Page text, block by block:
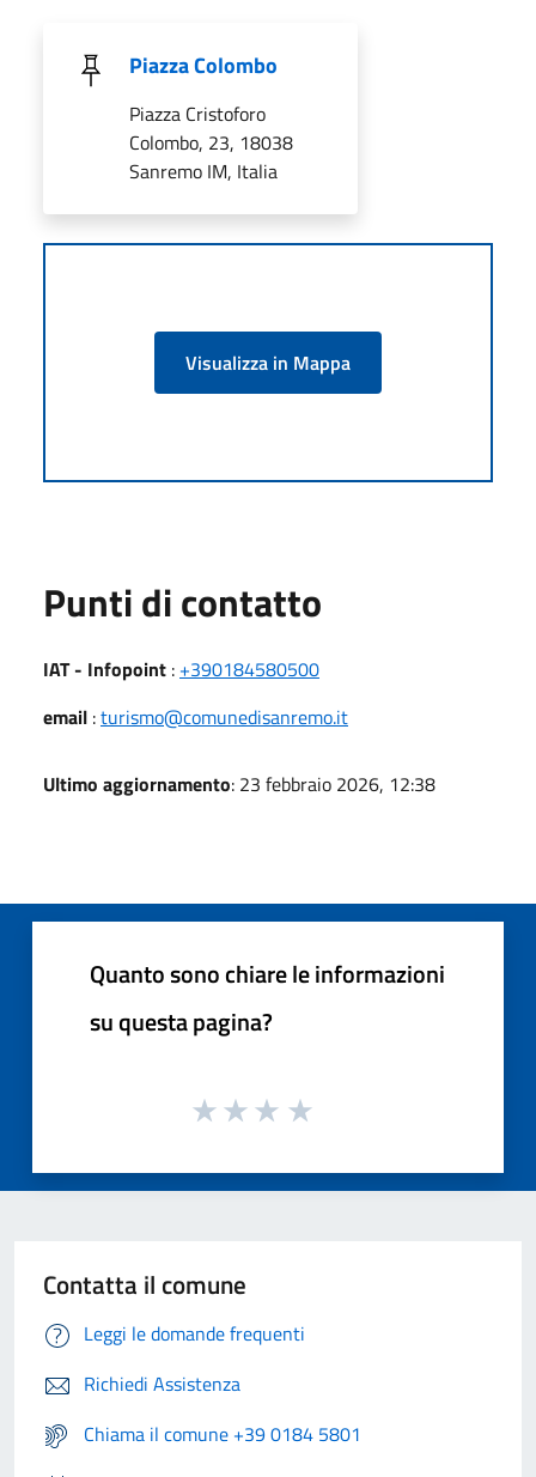
Piazza Colombo
Piazza Cristoforo
Colombo, 23, 18038
Sanremo IM, Italia
Visualizza in Mappa
Punti di contatto
IAT - Infopoint : +390184580500
email :turismo@comunedisanremo.it
Ultimo aggiornamento: 23 febbraio 2026, 12:38
Quanto sono chiare le informazioni
su questa pagina?
Contatta il comune
Leggi le domande frequenti
Richiedi Assistenza
Chiama il comune +39 0184 5801